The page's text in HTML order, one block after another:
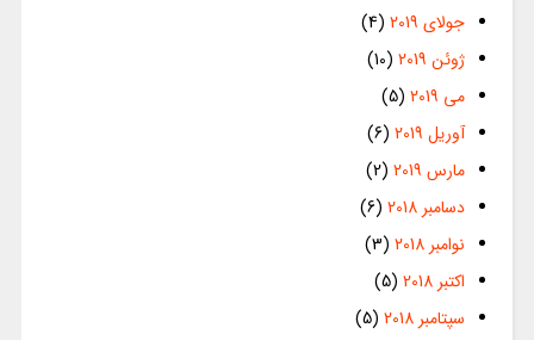
جولای 2019
(4)
ژوئن 2019
(10)
می 2019
(5)
آوریل 2019
(6)
مارس 2019
(2)
دسامبر 2018
(6)
نوامبر 2018
(3)
اکتبر 2018
(5)
سپتامبر 2018
(5)